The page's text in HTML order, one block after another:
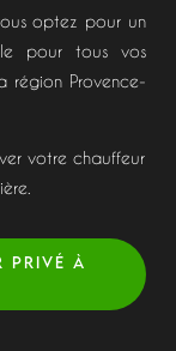
optez pour un
pour tous vos
région Provence-
votre chauffeur
PRIVÉ À